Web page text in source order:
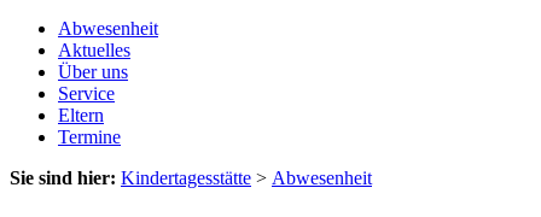
Abwesenheit
Aktuelles
Über uns
Service
Eltern
Termine
Sie sind hier: Kindertagesstätte > Abwesenheit